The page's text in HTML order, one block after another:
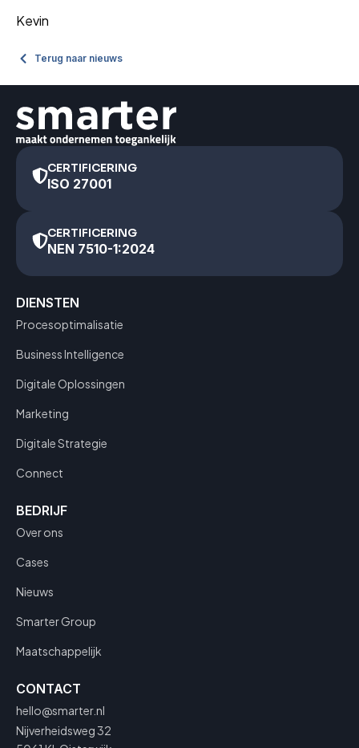
Kevin
Terug naar nieuws
CERTIFICERING
ISO 27001
CERTIFICERING
NEN 7510-1:2024
DIENSTEN
Procesoptimalisatie
Business Intelligence
Digitale Oplossingen
Marketing
Digitale Strategie
Connect
BEDRIJF
Over ons
Cases
Nieuws
Smarter Group
Maatschappelijk
CONTACT
hello@smarter.nl
Nijverheidsweg 32